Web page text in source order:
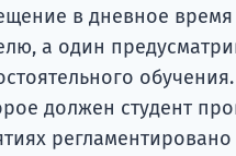
в дневное время
а один
должен студент
регламентировано